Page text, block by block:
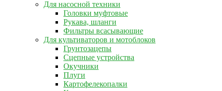
Для насосной техники
Головки муфтовые
Рукава, шланги
Фильтры всасывающие
Для культиваторов и мотоблоков
Грунтозацепы
Сцепные устройства
Окучники
Плуги
Картофелекопалки